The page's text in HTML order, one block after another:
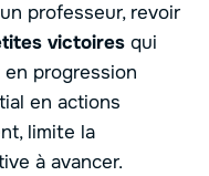
professeur, revoir
victoires qui
progression
en actions
limite la
à avancer.